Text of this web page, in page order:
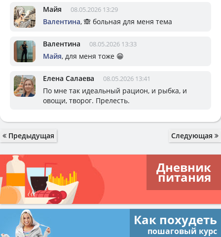
Майя 08.05.2026 13:29
Валентина, 🙈 больная для меня тема
Валентина 08.05.2026 13:33
Майя, для меня тоже 😁
Елена Салаева 08.05.2026 13:41
По мне так идеальный рацион, и рыбка, и
овощи, творог. Прелесть.
Предыдущая Следующая
Дневник
питания
Как похудеть
пошаговый курс